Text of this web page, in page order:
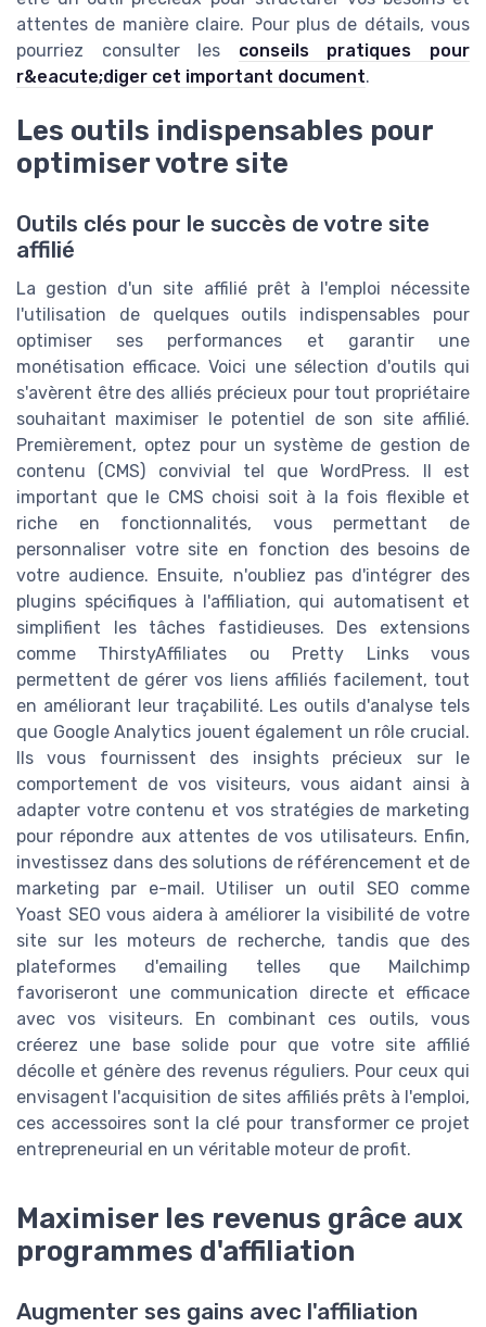
attentes de manière claire. Pour plus de détails, vous
pourriez consulter les conseils pratiques pour
r&eacute;diger cet important document.
Les outils indispensables pour
optimiser votre site
Outils clés pour le succès de votre site
affilié
La gestion d'un site affilié prêt à l'emploi nécessite
l'utilisation de quelques outils indispensables pour
optimiser ses performances et garantir une
monétisation efficace. Voici une sélection d'outils qui
s'avèrent être des alliés précieux pour tout propriétaire
souhaitant maximiser le potentiel de son site affilié.
Premièrement, optez pour un système de gestion de
contenu (CMS) convivial tel que WordPress. Il est
important que le CMS choisi soit à la fois flexible et
riche en fonctionnalités, vous permettant de
personnaliser votre site en fonction des besoins de
votre audience. Ensuite, n'oubliez pas d'intégrer des
plugins spécifiques à l'affiliation, qui automatisent et
simplifient les tâches fastidieuses. Des extensions
comme ThirstyAffiliates ou Pretty Links vous
permettent de gérer vos liens affiliés facilement, tout
en améliorant leur traçabilité. Les outils d'analyse tels
que Google Analytics jouent également un rôle crucial.
Ils vous fournissent des insights précieux sur le
comportement de vos visiteurs, vous aidant ainsi à
adapter votre contenu et vos stratégies de marketing
pour répondre aux attentes de vos utilisateurs. Enfin,
investissez dans des solutions de référencement et de
marketing par e-mail. Utiliser un outil SEO comme
Yoast SEO vous aidera à améliorer la visibilité de votre
site sur les moteurs de recherche, tandis que des
plateformes d'emailing telles que Mailchimp
favoriseront une communication directe et efficace
avec vos visiteurs. En combinant ces outils, vous
créerez une base solide pour que votre site affilié
décolle et génère des revenus réguliers. Pour ceux qui
envisagent l'acquisition de sites affiliés prêts à l'emploi,
ces accessoires sont la clé pour transformer ce projet
entrepreneurial en un véritable moteur de profit.
Maximiser les revenus grâce aux
programmes d'affiliation
Augmenter ses gains avec l'affiliation